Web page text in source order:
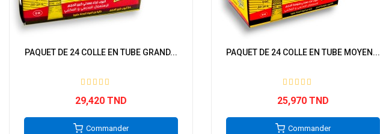
PAQUET DE 24 COLLE EN TUBE GRAND...
29,420 TND
Commander
PAQUET DE 24 COLLE EN TUBE MOYEN...
25,970 TND
Commander